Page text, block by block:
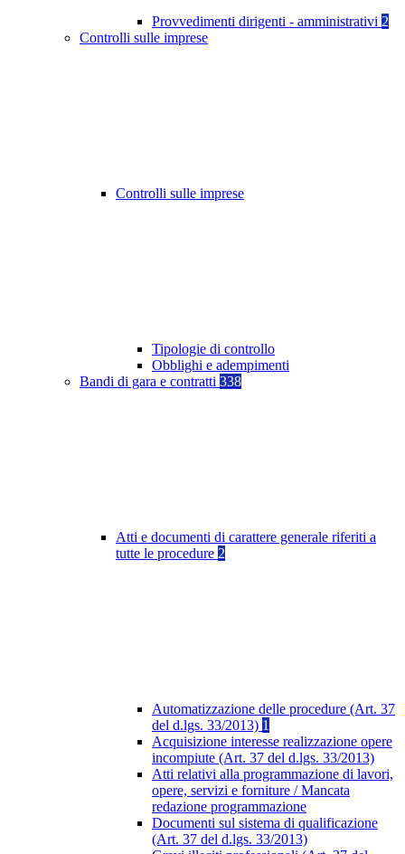
Provvedimenti dirigenti - amministrativi 2
Controlli sulle imprese
Controlli sulle imprese
Tipologie di controllo
Obblighi e adempimenti
Bandi di gara e contratti 338
Atti e documenti di carattere generale riferiti a
tutte le procedure 2
Automatizzazione delle procedure (Art. 37
del d.lgs. 33/2013) 1
Acquisizione interesse realizzazione opere
incompiute (Art. 37 del d.lgs. 33/2013)
Atti relativi alla programmazione di lavori,
opere, servizi e forniture / Mancata
redazione programmazione
Documenti sul sistema di qualificazione
(Art. 37 del d.lgs. 33/2013)